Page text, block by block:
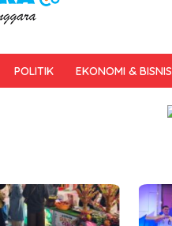
POLITIK EKONOMI & BISNIS